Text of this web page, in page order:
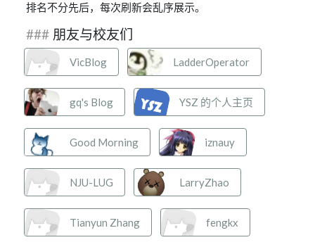
排名不分先后，每次刷新会乱序展示。
朋友与校友们
VicBlog LadderOperator
gq's Blog YSZ 的个人主页
Good Morning iznauy
NJU-LUG LarryZhao
Tianyun Zhang fengkx